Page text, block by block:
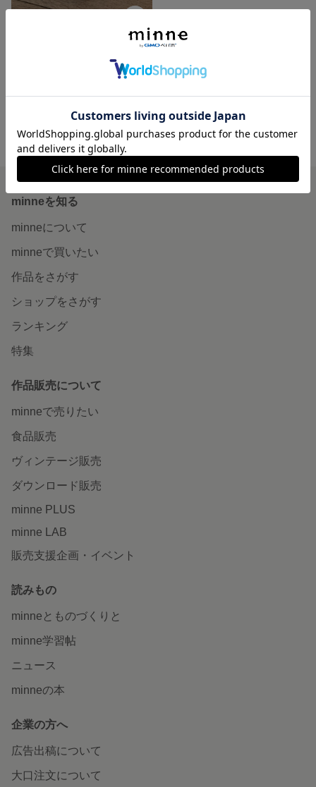
RIO UMEZAWAイラスト オーガニックコットンマスク（キノコ）
minne ホーム RIO AYA MASK の作品一覧
minneを知る
minneについて
minneで買いたい
作品をさがす
ショップをさがす
ランキング
特集
作品販売について
minneで売りたい
食品販売
ヴィンテージ販売
ダウンロード販売
minne PLUS
minne LAB
販売支援企画・イベント
読みもの
minneとものづくりと
minne学習帖
ニュース
minneの本
企業の方へ
広告出稿について
大口注文について